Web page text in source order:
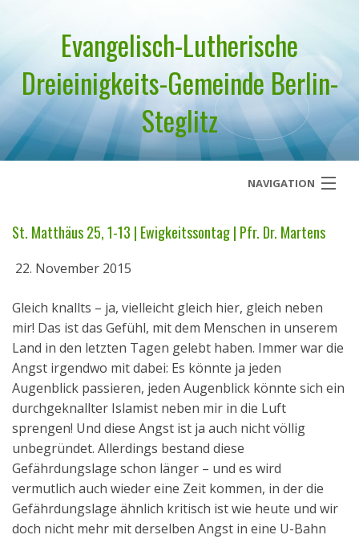
Evangelisch-Lutherische
Dreieinigkeits-Gemeinde Berlin-
Steglitz
NAVIGATION
Über uns
Geistliches Wort
Termine
Aktuelles
Kontakt
English
St. Matthäus 25, 1-13 | Ewigkeitssontag | Pfr. Dr. Martens
22. November 2015
Gleich knallts – ja, vielleicht gleich hier, gleich neben
mir! Das ist das Gefühl, mit dem Menschen in unserem
Land in den letzten Tagen gelebt haben. Immer war die
Angst irgendwo mit dabei: Es könnte ja jeden
Augenblick passieren, jeden Augenblick könnte sich ein
durchgeknallter Islamist neben mir in die Luft
sprengen! Und diese Angst ist ja auch nicht völlig
unbegründet. Allerdings bestand diese
Gefährdungslage schon länger – und es wird
vermutlich auch wieder eine Zeit kommen, in der die
Gefährdungslage ähnlich kritisch ist wie heute und wir
doch nicht mehr mit derselben Angst in eine U-Bahn